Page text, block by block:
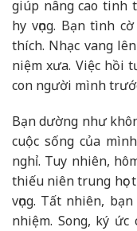
giúp nâng cao tinh
hy vọng. Bạn tình
thích. Nhạc vang
niệm xưa. Việc hồi
con người mình
Bạn dường như
cuộc sống của
nghỉ. Tuy nhiên,
thiếu niên trung học
vọng. Tất nhiên,
nhiệm. Song, ký ức